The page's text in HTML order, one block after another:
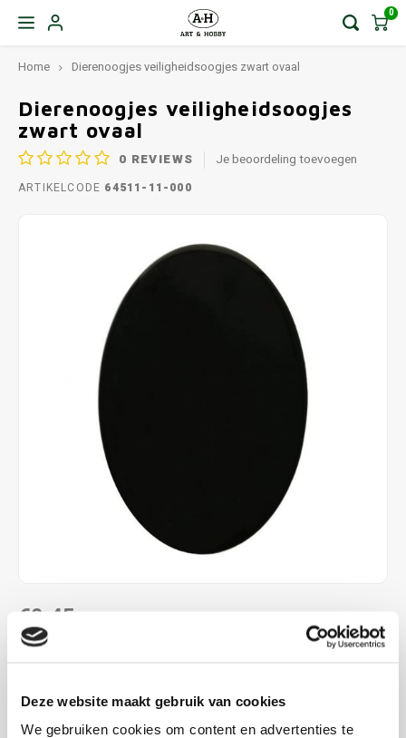
Deze website maakt gebruik van cookies
We gebruiken cookies om content en advertenties te
0
Home Dierenoogjes veiligheidsoogjes zwart ovaal
Dierenoogjes veiligheidsoogjes
zwart ovaal
0 REVIEWS Je beoordeling toevoegen
ARTIKELCODE 64511-11-000
€0,45
Stukprijs: €0,00 /
Maak een keuze uit de verschillende maten